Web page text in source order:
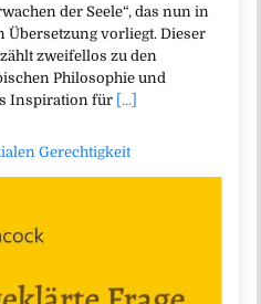
der Seele“, das nun in
Übersetzung vorliegt. Dieser
zweifellos zu den
Philosophie und
Inspiration für [...]
Gerechtigkeit